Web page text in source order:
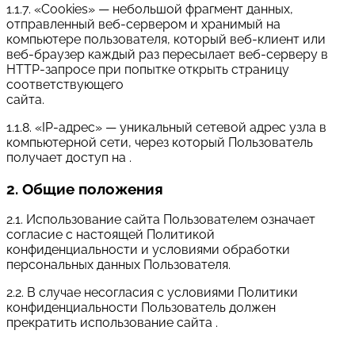
1.1.7. «Cookies» — небольшой фрагмент данных,
отправленный веб-сервером и хранимый на
компьютере пользователя, который веб-клиент или
веб-браузер каждый раз пересылает веб-серверу в
HTTP-запросе при попытке открыть страницу
соответствующего
сайта.
1.1.8. «IP-адрес» — уникальный сетевой адрес узла в
компьютерной сети, через который Пользователь
получает доступ на .
2. Общие положения
2.1. Использование сайта Пользователем означает
согласие с настоящей Политикой
конфиденциальности и условиями обработки
персональных данных Пользователя.
2.2. В случае несогласия с условиями Политики
конфиденциальности Пользователь должен
прекратить использование сайта .